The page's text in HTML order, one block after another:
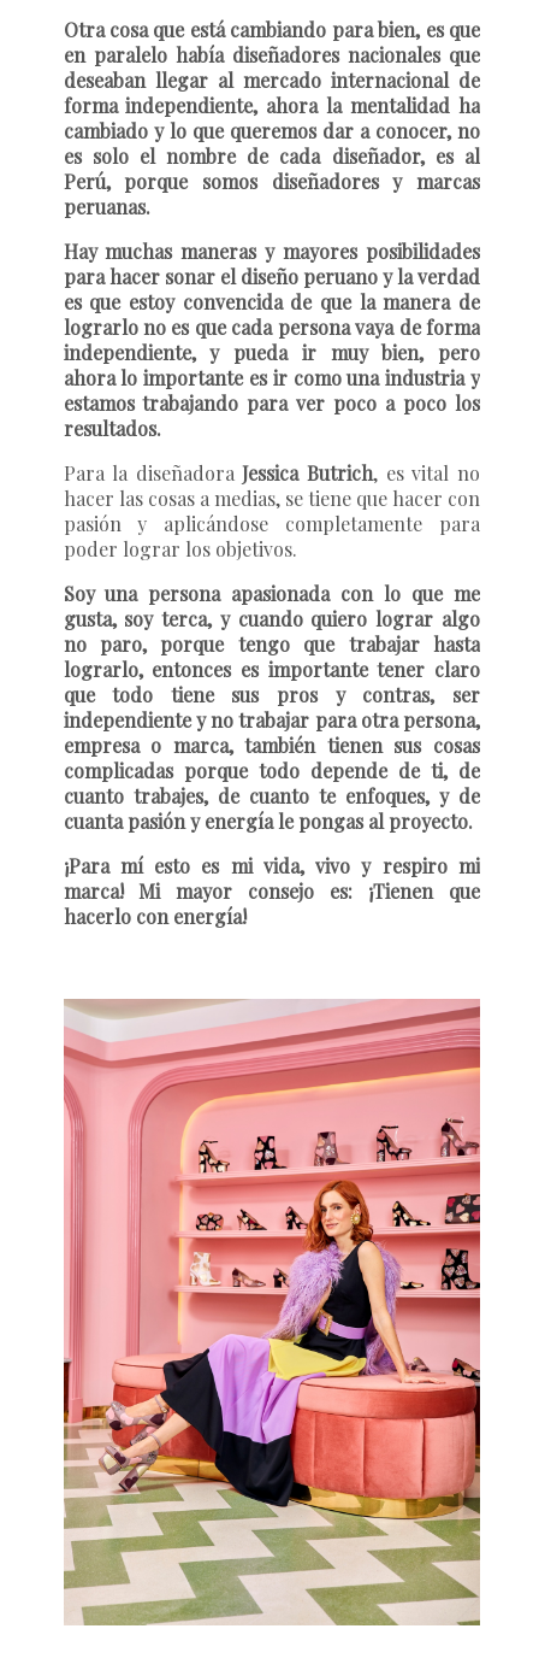
Otra cosa que está cambiando para bien, es que
en paralelo había diseñadores nacionales que
deseaban llegar al mercado internacional de
forma independiente, ahora la mentalidad ha
cambiado y lo que queremos dar a conocer, no
es solo el nombre de cada diseñador, es al
Perú, porque somos diseñadores y marcas
peruanas.
Hay muchas maneras y mayores posibilidades
para hacer sonar el diseño peruano y la verdad
es que estoy convencida de que la manera de
lograrlo no es que cada persona vaya de forma
independiente, y pueda ir muy bien, pero
ahora lo importante es ir como una industria y
estamos trabajando para ver poco a poco los
resultados.
Para la diseñadoraJessica Butrich, es vital no
hacer las cosas a medias, se tiene que hacer con
pasión y aplicándose completamente para
poder lograr los objetivos.
Soy una persona apasionada con lo que me
gusta, soy terca, y cuando quiero lograr algo
no paro, porque tengo que trabajar hasta
lograrlo, entonces es importante tener claro
que todo tiene sus pros y contras, ser
independiente y no trabajar para otra persona,
empresa o marca, también tienen sus cosas
complicadas porque todo depende de ti, de
cuanto trabajes, de cuanto te enfoques, y de
cuanta pasión y energía le pongas al proyecto.
¡Para mí esto es mi vida, vivo y respiro mi
marca! Mi mayor consejo es: ¡Tienen que
hacerlo con energía!